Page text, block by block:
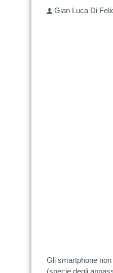
Gian Luca Di
Gli smartphone
(specie degli